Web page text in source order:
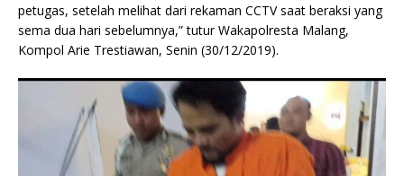
petugas, setelah melihat dari rekaman CCTV saat beraksi yang
sema dua hari sebelumnya,” tutur Wakapolresta Malang,
Kompol Arie Trestiawan, Senin (30/12/2019).